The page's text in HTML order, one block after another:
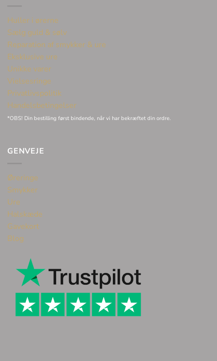
Huller i ørerne
Sælg guld & sølv
Reparation af smykker & ure
Eksklusive ure
Unikke varer
Vielsesringe
Privatlivspolitik
Handelsbetingelser
*OBS! Din bestilling først bindende, når vi har bekræftet din ordre.
GENVEJE
Øreringe
Smykker
Ure
Halskæde
Gavekort
Blog